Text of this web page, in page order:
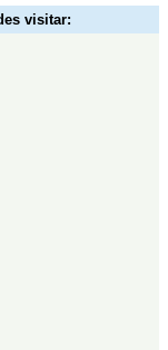
visitar: